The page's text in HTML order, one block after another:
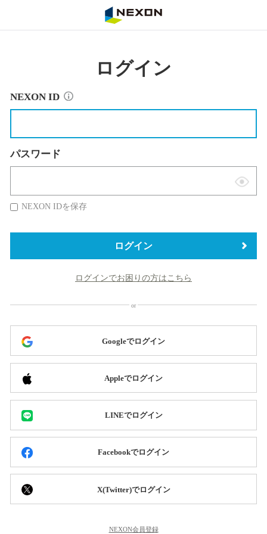
ログイン
NEXON ID
パスワード
表
替
NEXON IDを保存
ログイン
ログインでお困りの方はこちら
Googleでログイン
Appleでログイン
LINEでログイン
Facebookでログイン
X(Twitter)でログイン
NEXON会員登録